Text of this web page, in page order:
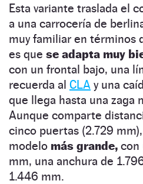
Esta variante traslada el
a una carrocería de
muy familiar en términos
es que se adapta muy
con un frontal bajo, una
recuerda al CLA y una
que llega hasta una zaga
Aunque comparte
cinco puertas (2.729
modelo más grande, con
mm, una anchura de
1.446 mm.